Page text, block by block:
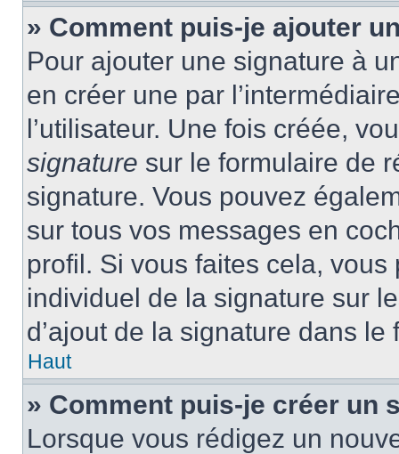
» Comment puis-je ajouter
Pour ajouter une signature à
en créer une par
l’utilisateur. Une fois créée,
signature sur le formulaire de
signature. Vous pouvez
sur tous vos messages en
profil. Si vous faites cela, vous
individuel de la signature sur
d’ajout de la signature dans
Haut
» Comment puis-je créer un
Lorsque vous rédigez un